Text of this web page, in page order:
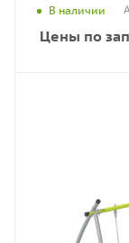
В наличии
Цены по